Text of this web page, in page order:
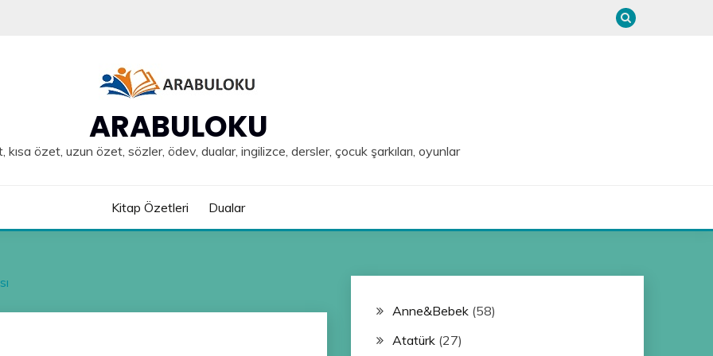
ARABULOKU
özet, uzun özet, sözler, ödev, dualar, ingilizce, dersler, çocuk şarkıları, oyunlar
Kitap Özetleri Dualar
Anne&Bebek(58)
Atatürk(27)